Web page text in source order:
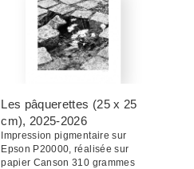
Les pâquerettes (25 x 25
cm), 2025-2026
Impression pigmentaire sur
Epson P20000, réalisée sur
papier Canson 310 grammes